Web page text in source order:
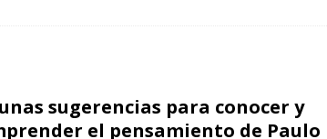
Llanos
MIL PALABRAS
sugerencias para conocer y
el pensamiento de Paulo